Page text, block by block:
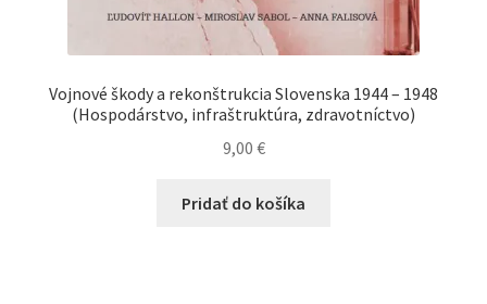
Vojnové škody a rekonštrukcia Slovenska 1944 – 1948
(Hospodárstvo, infraštruktúra, zdravotníctvo)
9,00 €
Pridať do košíka